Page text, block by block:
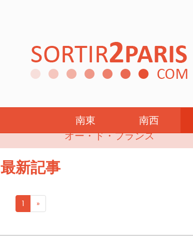
南東 南西
ブルゴーニュ
オー・ド・フランス
最新記事
1 »